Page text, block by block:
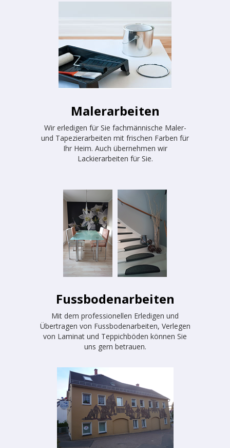
Malerarbeiten
Wir erledigen für Sie fachmännische Maler-
und Tapezierarbeiten mit frischen Farben für
Ihr Heim. Auch übernehmen wir
Lackierarbeiten für Sie.
Fussbodenarbeiten
Mit dem professionellen Erledigen und
Übertragen von Fussbodenarbeiten, Verlegen
von Laminat und Teppichböden können Sie
uns gern betrauen.